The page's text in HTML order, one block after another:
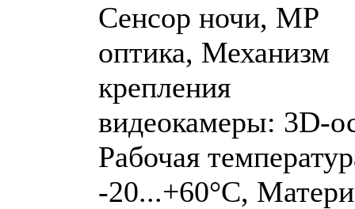
Сенсор ночи, MP
оптика, Механизм
крепления
видеокамеры: 3D-
Рабочая
-20...+60°C,